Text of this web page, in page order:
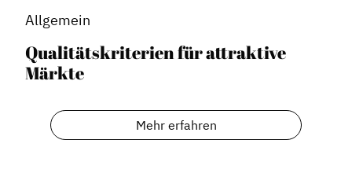
Allgemein
Qualitätskriterien für attraktive
Märkte
Mehr erfahren